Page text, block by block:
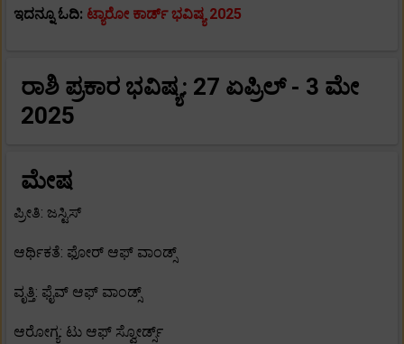
ಇದನ್ನೂ ಓದಿ: ಟ್ಯಾರೋ ಕಾರ್ಡ್ ಭವಿಷ್ಯ 2025
ರಾಶಿ ಪ್ರಕಾರ ಭವಿಷ್ಯ: 27 ಏಪ್ರಿಲ್ - 3 ಮೇ
2025
ಮೇಷ
ಪ್ರೀತಿ: ಜಸ್ಟಿಸ್
ಆರ್ಥಿಕತೆ: ಫೋರ್ ಆಫ್ ವಾಂಡ್ಸ್
ವೃತ್ತಿ: ಫೈವ್ ಆಫ್ ವಾಂಡ್ಸ್
ಆರೋಗ್ಯ: ಟು ಆಫ್ ಸ್ವೋರ್ಡ್ಸ್